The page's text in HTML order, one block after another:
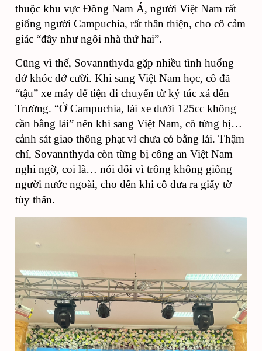
thuộc khu vực Đông Nam Á, người Việt Nam rất
giống người Campuchia, rất thân thiện, cho cô cảm
giác “đây như ngôi nhà thứ hai”.
Cũng vì thế, Sovannthyda gặp nhiều tình huống
dở khóc dở cười. Khi sang Việt Nam học, cô đã
“tậu” xe máy để tiện di chuyển từ ký túc xá đến
Trường. “Ở Campuchia, lái xe dưới 125cc không
cần bằng lái” nên khi sang Việt Nam, cô từng bị…
cảnh sát giao thông phạt vì chưa có bằng lái. Thậm
chí, Sovannthyda còn từng bị công an Việt Nam
nghi ngờ, coi là… nói dối vì trông không giống
người nước ngoài, cho đến khi cô đưa ra giấy tờ
tùy thân.